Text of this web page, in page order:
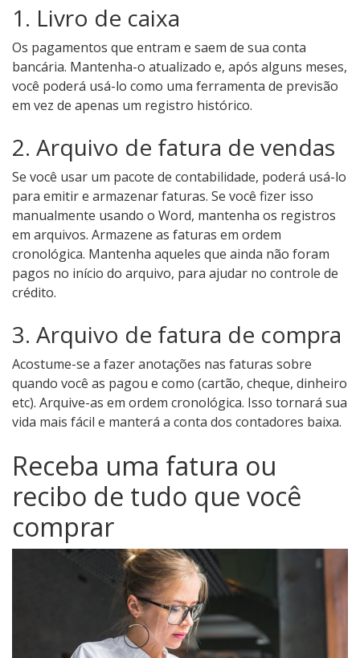
1. Livro de caixa
Os pagamentos que entram e saem de sua conta
bancária. Mantenha-o atualizado e, após alguns meses,
você poderá usá-lo como uma ferramenta de previsão
em vez de apenas um registro histórico.
2. Arquivo de fatura de vendas
Se você usar um pacote de contabilidade, poderá usá-lo
para emitir e armazenar faturas. Se você fizer isso
manualmente usando o Word, mantenha os registros
em arquivos. Armazene as faturas em ordem
cronológica. Mantenha aqueles que ainda não foram
pagos no início do arquivo, para ajudar no controle de
crédito.
3. Arquivo de fatura de compra
Acostume-se a fazer anotações nas faturas sobre
quando você as pagou e como (cartão, cheque, dinheiro
etc). Arquive-as em ordem cronológica. Isso tornará sua
vida mais fácil e manterá a conta dos contadores baixa.
Receba uma fatura ou
recibo de tudo que você
comprar